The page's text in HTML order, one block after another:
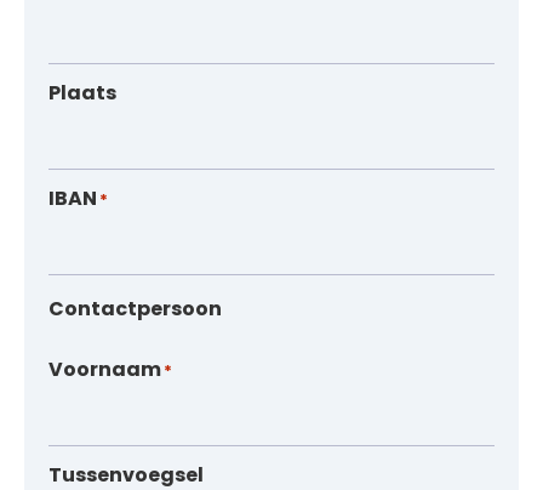
Plaats
IBAN *
Contactpersoon
Voornaam*
Tussenvoegsel